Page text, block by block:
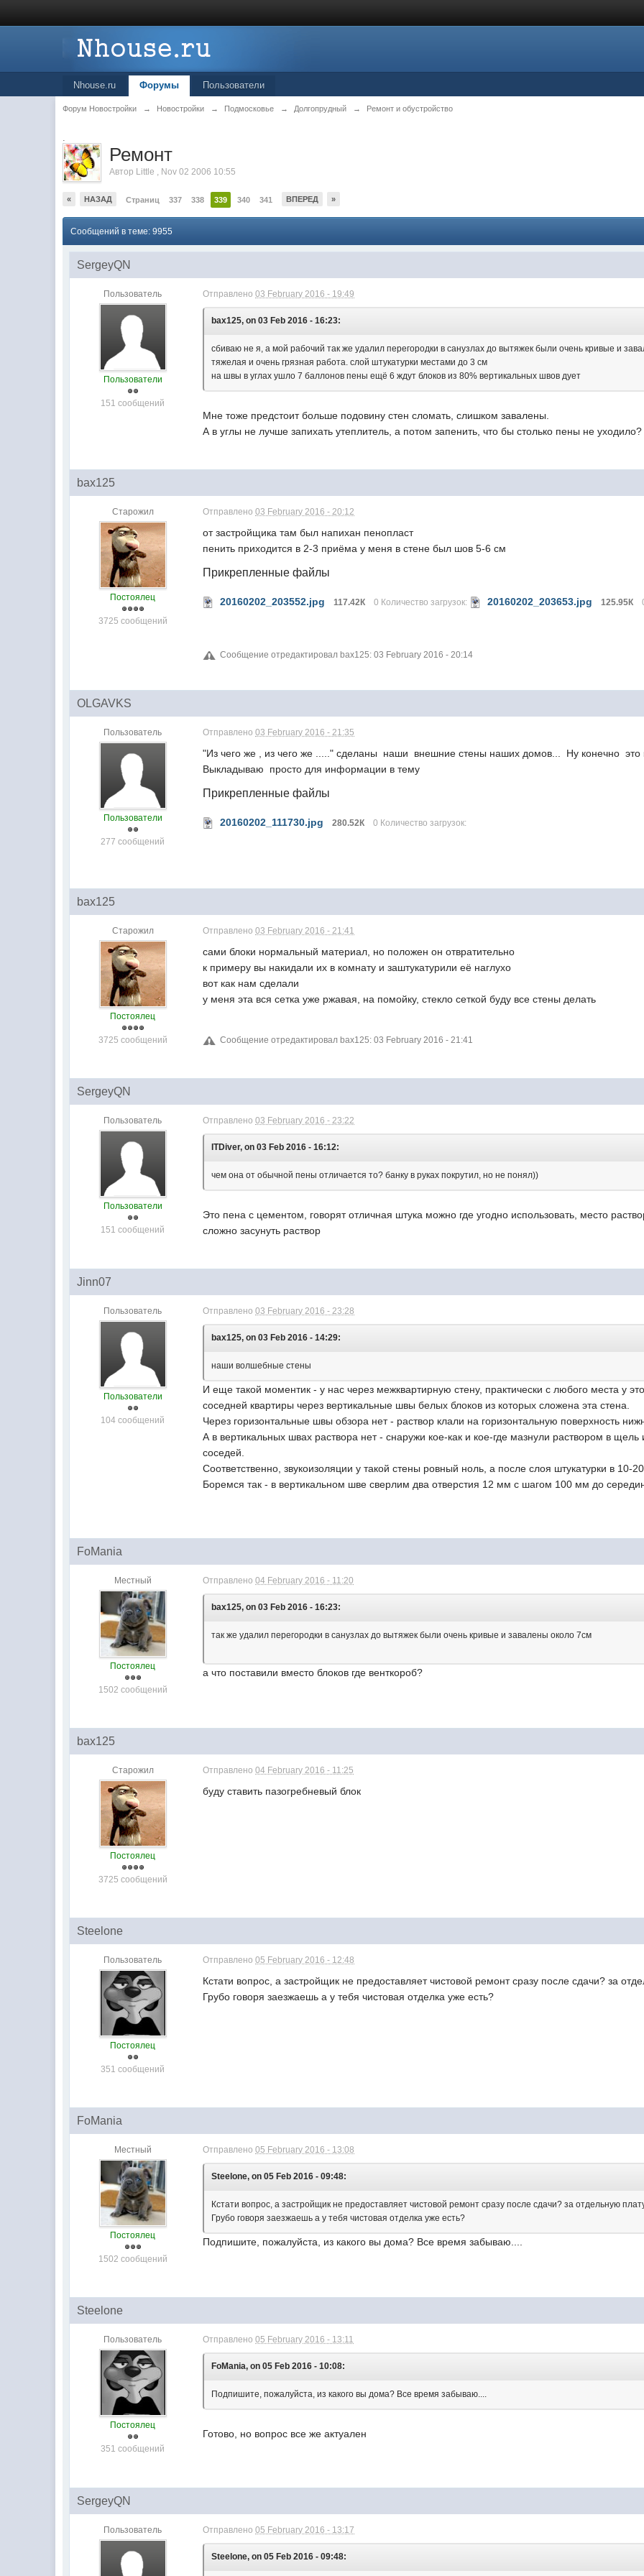
Nhouse.ru Форумы Пользователи
Форум Новостройки → Новостройки → Подмосковье → Долгопрудный → Ремонт и обустройство
.
Ремонт
Автор Little , Nov 02 2006 10:55
« НАЗАД Страниц 337 338 339 340 341 ВПЕРЕД »
Сообщений в теме: 9955
SergeyQN
Пользователь
Пользователи
151 сообщений
Отправлено03 February 2016 - 19:49
bax125, on 03 Feb 2016 - 16:23:
сбиваю не я, а мой рабочий так же удалил перегородки в санузлах до вытяжек были очень кривые и
тяжелая и очень грязная работа. слой штукатурки местами до 3 см
на швы в углах ушло 7 баллонов пены ещё 6 ждут блоков из 80% вертикальных швов дует
Мне тоже предстоит больше подовину стен сломать, слишком завалены.
А в углы не лучше запихать утеплитель, а потом запенить, что бы столько пены не уходило?
bax125
Старожил
Постоялец
3725 сообщений
Отправлено03 February 2016 - 20:12
от застройщика там был напихан пенопласт
пенить приходится в 2-3 приёма у меня в стене был шов 5-6 см
Прикрепленные файлы
20160202_203552.jpg 117.42К 0 Количество загрузок: 20160202_203653.jpg 125.95К
Сообщение отредактировал bax125: 03 February 2016 - 20:14
OLGAVKS
Пользователь
Пользователи
277 сообщений
Отправлено03 February 2016 - 21:35
"Из чего же , из чего же ....." сделаны наши внешние стены наших домов... Ну конечно это
Выкладываю просто для информации в тему
Прикрепленные файлы
20160202_111730.jpg 280.52К 0 Количество загрузок:
bax125
Старожил
Постоялец
3725 сообщений
Отправлено03 February 2016 - 21:41
сами блоки нормальный материал, но положен он отвратительно
к примеру вы накидали их в комнату и заштукатурили её наглухо
вот как нам сделали
у меня эта вся сетка уже ржавая, на помойку, стекло сеткой буду все стены делать
Сообщение отредактировал bax125: 03 February 2016 - 21:41
SergeyQN
Пользователь
Пользователи
151 сообщений
Отправлено03 February 2016 - 23:22
ITDiver, on 03 Feb 2016 - 16:12:
чем она от обычной пены отличается то? банку в руках покрутил, но не понял))
Это пена с цементом, говорят отличная штука можно где угодно использовать, место
сложно засунуть раствор
Jinn07
Пользователь
Пользователи
104 сообщений
Отправлено03 February 2016 - 23:28
bax125, on 03 Feb 2016 - 14:29:
наши волшебные стены
И еще такой моментик - у нас через межквартирную стену, практически с любого места у
соседней квартиры через вертикальные швы белых блоков из которых сложена эта стена.
Через горизонтальные швы обзора нет - раствор клали на горизонтальную поверхность
А в вертикальных швах раствора нет - снаружи кое-как и кое-где мазнули раствором в
соседей.
Соответственно, звукоизоляции у такой стены ровный ноль, а после слоя штукатурки в 10-
Боремся так - в вертикальном шве сверлим два отверстия 12 мм с шагом 100 мм до
FoMania
Местный
Постоялец
1502 сообщений
Отправлено04 February 2016 - 11:20
bax125, on 03 Feb 2016 - 16:23:
так же удалил перегородки в санузлах до вытяжек были очень кривые и завалены около 7см
а что поставили вместо блоков где венткороб?
bax125
Старожил
Постоялец
3725 сообщений
Отправлено04 February 2016 - 11:25
буду ставить пазогребневый блок
Steelone
Пользователь
Постоялец
351 сообщений
Отправлено05 February 2016 - 12:48
Кстати вопрос, а застройщик не предоставляет чистовой ремонт сразу после сдачи? за
Грубо говоря заезжаешь а у тебя чистовая отделка уже есть?
FoMania
Местный
Постоялец
1502 сообщений
Отправлено05 February 2016 - 13:08
Steelone, on 05 Feb 2016 - 09:48:
Кстати вопрос, а застройщик не предоставляет чистовой ремонт сразу после сдачи? за отдельную
Грубо говоря заезжаешь а у тебя чистовая отделка уже есть?
Подпишите, пожалуйста, из какого вы дома? Все время забываю....
Steelone
Пользователь
Постоялец
351 сообщений
Отправлено05 February 2016 - 13:11
FoMania, on 05 Feb 2016 - 10:08:
Подпишите, пожалуйста, из какого вы дома? Все время забываю....
Готово, но вопрос все же актуален
SergeyQN
Пользователь Отправлено05 February 2016 - 13:17
Steelone, on 05 Feb 2016 - 09:48: